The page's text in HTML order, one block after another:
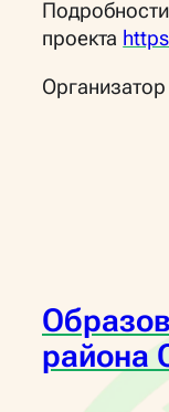
проекта
района